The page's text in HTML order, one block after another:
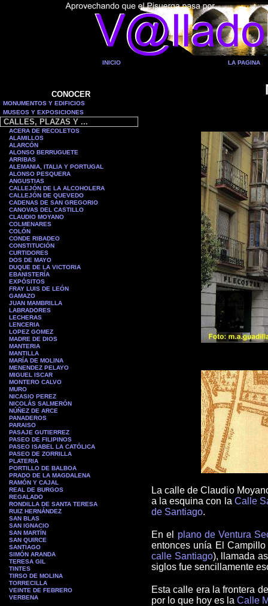
INICIO LA PAGINA
CONOCER
MONUMENTOS Y EDIFICIOS
MUSEOS Y EXPOSICIONES
CALLES, PLAZAS Y ...
ACERA DE RECOLETOS
ALAMILLOS
ALARCÓN
ALONSO BERRUGUETE
ARRIBAS
ALEMANIA, ITALIA Y PORTUGAL
ALONSO PESQUERA
ANGUSTIAS
CALLEJÓN DE LA ALCOHOLERA
CALLEJÓN DE QUEVEDO
CADENAS DE SAN GREGORIO
CANOVAS DEL CASTILLO
CLAUDIO MOYANO
COLMENARES
COLÓN
CONDE RIBADEO
CONSTITUCIÓN
CURTIDORES
DOS DE MAYO
DUQUE DE LA VICTORIA
EBANISTERÍA
EXPÓSITOS
FRAY LUIS DE LEÓN
GAMAZO
JUAN MAMBRILLA
LABRADORES
LECHERAS
LENCERIA
LOPEZ GOMEZ
MADRE DE DIOS
MANTERIA
MANTILLA
MARÍA DE MOLINA
MENENDEZ PELAYO
MIGUEL ISCAR
MONTERO CALVO
MURO
NICASIO PEREZ
NICOLÁS SALMERÓN
NÚÑEZ DE ARCE
PANADEROS
PARAISO
PASAJE GUTIERREZ
PASEO DE FILIPINOS
PASEO ISABEL LA CATÓLICA
PASEO DE ZORRILLA
PLATERIA
PORTILLO DE BALBOA
PRADO DE LA MAGDALENA
RAMÓN Y CAJAL
REAL DE BURGOS
REGALADO
RONDILLA DE SANTA TERESA
RUIZ HERNÁNDEZ
SAN BLAS
SAN IGNACIO
SAN MARTÍN
SAN QUIRCE
SANTIAGO
SIMÓN ARANDA
TERESA GIL
TINTES
TIRSO DE MOLINA
TORRECILLA
VEINTE DE FEBRERO
VERBENA
La calle de Claudio
a la esquina con la Calle
de Santiago.
En el plano de Ventura
entonces unía El
calle Santiago), llamada
siglos fue sencillamente
Esta calle era la frontera
por lo que hoy es la Calle